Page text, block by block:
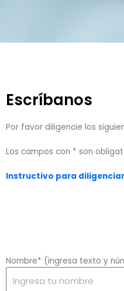
Escríbanos
Por favor diligencie los
Los campos con * son
Instructivo para
Nombre* (ingresa texto y